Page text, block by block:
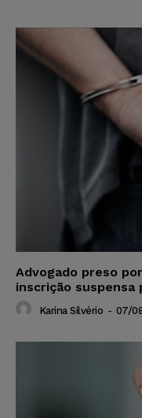
Advogado preso
inscrição suspensa
Karina Silvério - 07/